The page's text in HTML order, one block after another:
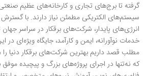
گرفته تا برج‌های تجاری و کارخانه‌های عظیم
سیستم‌های الکتریکی مطمئن نیاز دارند. با گسترش
انرژی‌های پایدار، شرکت‌های برقکار در سراسر جهان
خدمات نوآورانه، ایمن و کارآمد، جایگاه ویژه‌ای
مطلب قصد داریم بهترین شرکت‌های برقکار دنیا
که نه‌تنها در اجرای پروژه‌های بزرگ و پیچیده موفق